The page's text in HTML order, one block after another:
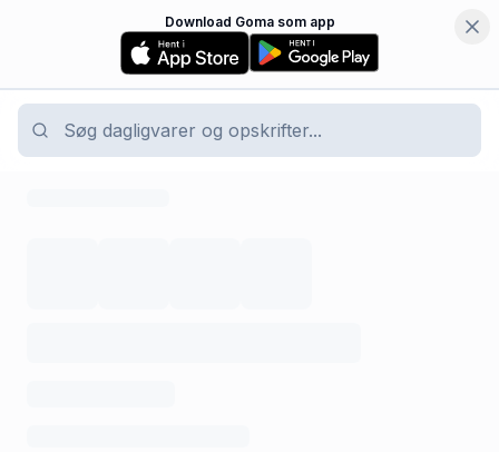
Download Goma som app